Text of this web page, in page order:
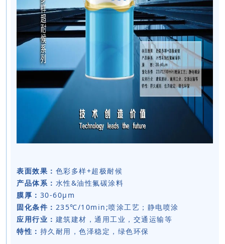
表面效果： 色彩多样+超极耐候
产品体系： 水性&油性氟碳涂料
膜厚： 30-60μm
固化条件： 235℃/10min;喷涂工艺；静电喷涂
应用行业： 建筑建材，通用工业，交通运输等
特性： 持久耐用，色泽稳定，绿色环保